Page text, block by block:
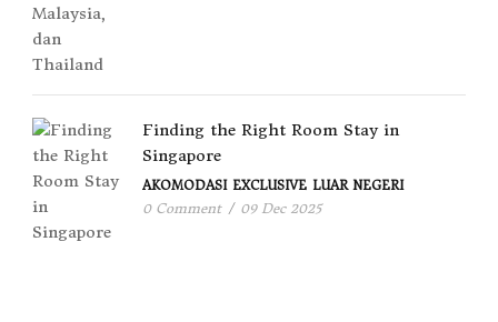
Finding the Right Room Stay in
Singapore
AKOMODASI EXCLUSIVE LUAR NEGERI
0 Comment / 09 Dec 2025